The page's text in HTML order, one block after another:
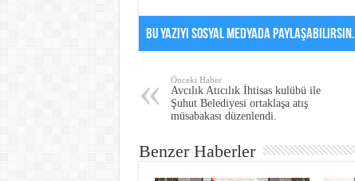
Bu Yazıyı Sosyal Medyada Paylaşabilirsin.
Önceki Haber
Avcılık Atıcılık İhtisas kulübü ile
Şuhut Belediyesi ortaklaşa atış
müsabakası düzenlendi.
Benzer Haberler